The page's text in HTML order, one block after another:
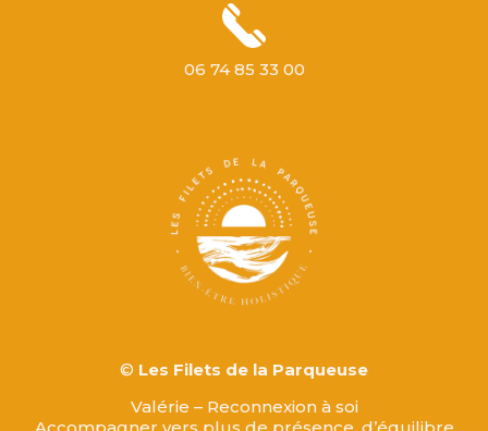
06 74 85 33 00
© Les Filets de la Parqueuse
Valérie – Reconnexion à soi